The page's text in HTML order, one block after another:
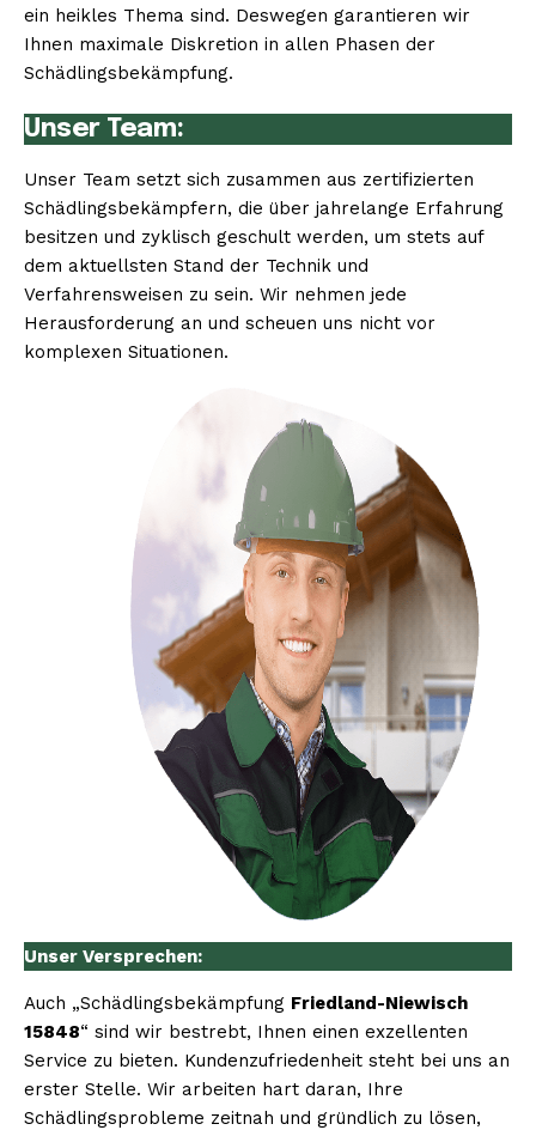
ein heikles Thema sind. Deswegen garantieren wir
Ihnen maximale Diskretion in allen Phasen der
Schädlingsbekämpfung.
Unser Team:
Unser Team setzt sich zusammen aus zertifizierten
Schädlingsbekämpfern, die über jahrelange Erfahrung
besitzen und zyklisch geschult werden, um stets auf
dem aktuellsten Stand der Technik und
Verfahrensweisen zu sein. Wir nehmen jede
Herausforderung an und scheuen uns nicht vor
komplexen Situationen.
Unser Versprechen:
Auch „Schädlingsbekämpfung Friedland-Niewisch
15848“ sind wir bestrebt, Ihnen einen exzellenten
Service zu bieten. Kundenzufriedenheit steht bei uns an
erster Stelle. Wir arbeiten hart daran, Ihre
Schädlingsprobleme zeitnah und gründlich zu lösen,